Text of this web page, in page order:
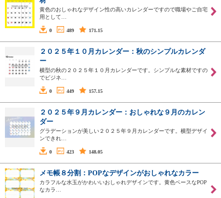
黄色のおしゃれなデザイン性の高いカレンダーですので職場やご自宅
用として…
0 489 171.15
２０２５年１０月カレンダー：秋のシンプルカレンダ
ー
横型の秋の２０２５年１０月カレンダーです。シンプルな素材ですの
でビジネ…
0 449 157.15
２０２５年９月カレンダー：おしゃれな９月のカレン
ダー
グラデーションが美しい２０２５年９月カレンダーです。横型デザイ
ンできれ…
0 423 148.05
メモ帳８分割：POPなデザインがおしゃれなカラー
カラフルな水玉がかわいいおしゃれデザインです。黄色ベースなPOP
なカラ…